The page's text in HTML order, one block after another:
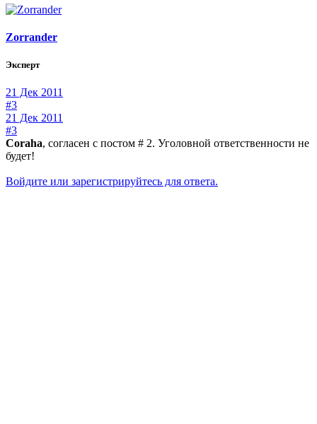
Zorrander
Эксперт
21 Дек 2011
#3
21 Дек 2011
#3
Coraha, согласен с постом # 2. Уголовной ответственности не
будет!
Войдите или зарегистрируйтесь для ответа.